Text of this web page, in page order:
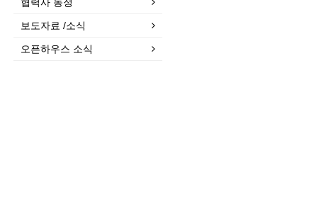
보도자료 /소식
오픈하우스 소식